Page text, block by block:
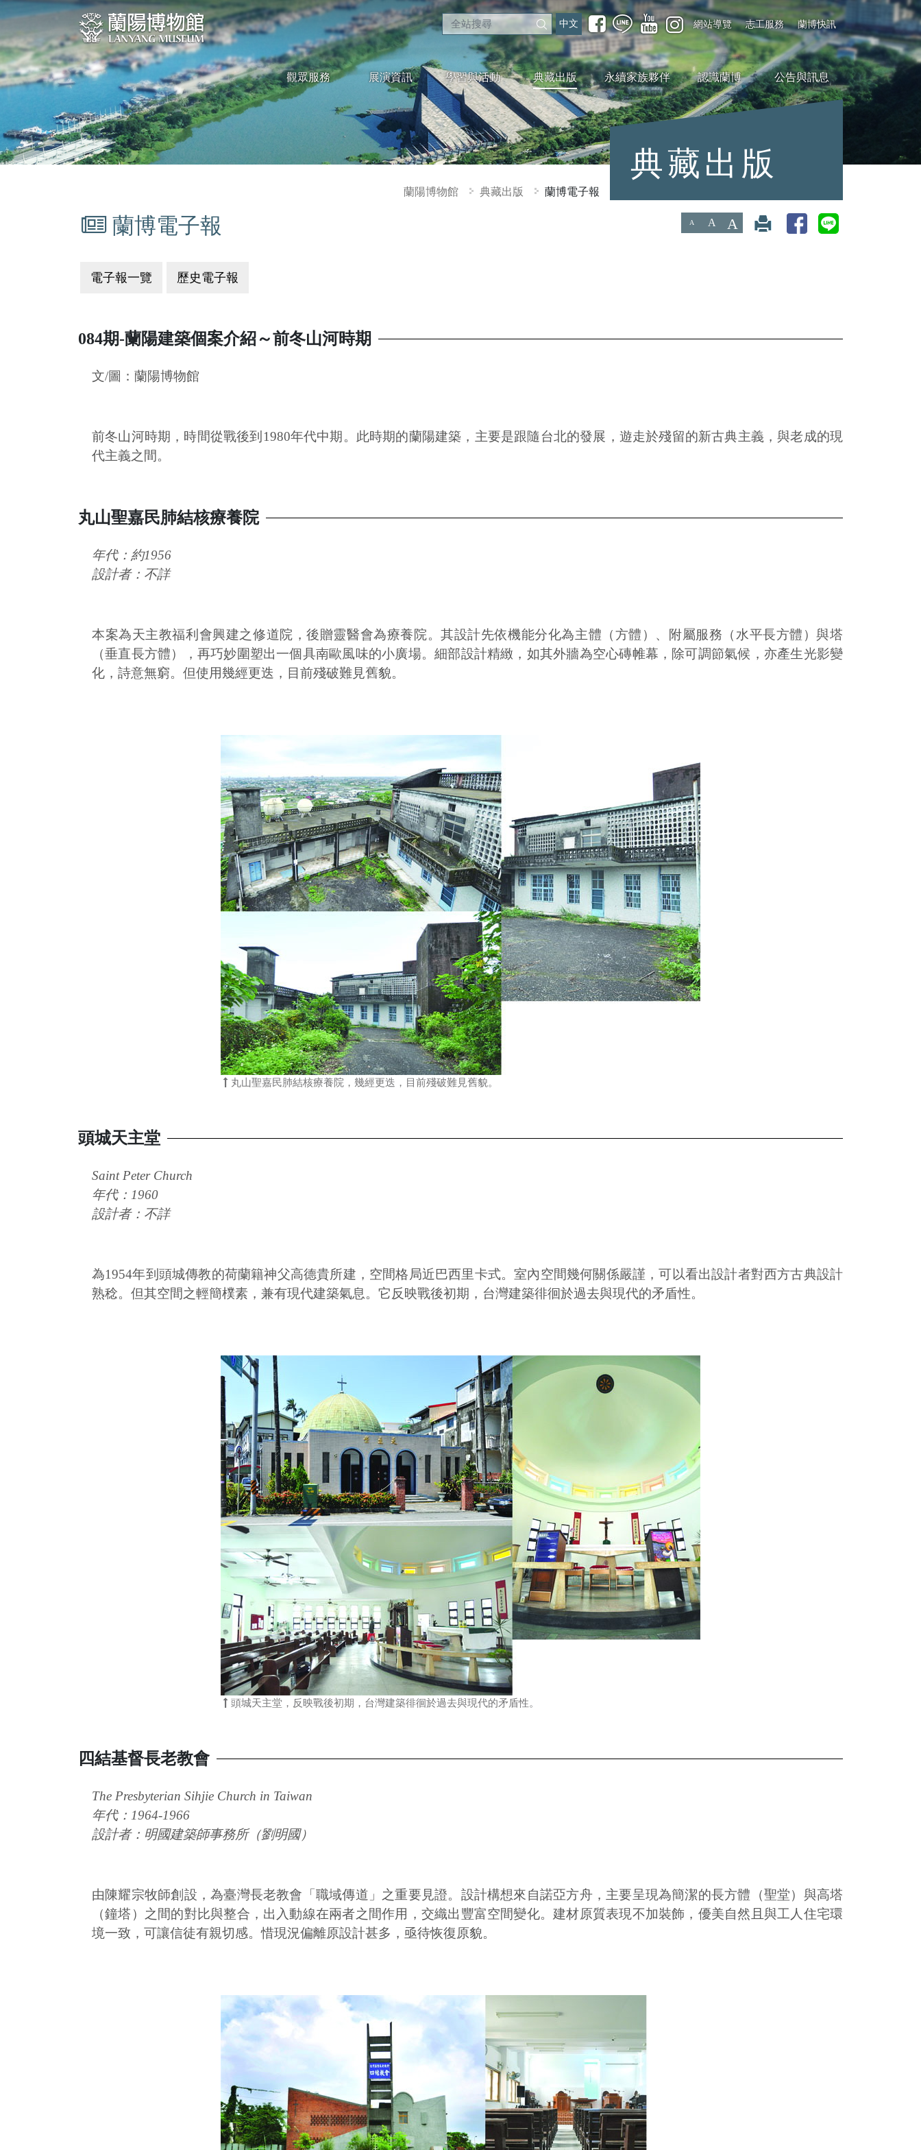
中
央
內
塊
中文 蘭博快訊
志工服務
網站導覽
觀眾服務 展演資訊 學習與活動 典藏出版 永續家族夥伴 認識蘭博 公告與訊息
典藏出版
蘭陽博物館 典藏出版 蘭博電子報
蘭博電子報 A A A
電子報一覽 歷史電子報
084期-蘭陽建築個案介紹～前冬山河時期
文/圖：蘭陽博物館
前冬山河時期，時間從戰後到1980年代中期。此時期的蘭陽建築，主要是跟隨台北的發展，遊走於殘留的新古典主義，與老成的現
代主義之間。
丸山聖嘉民肺結核療養院
年代：約1956
設計者：不詳
本案為天主教福利會興建之修道院，後贈靈醫會為療養院。其設計先依機能分化為主體（方體）、附屬服務（水平長方體）與塔
（垂直長方體），再巧妙圍塑出一個具南歐風味的小廣場。細部設計精緻，如其外牆為空心磚帷幕，除可調節氣候，亦產生光影變
化，詩意無窮。但使用幾經更迭，目前殘破難見舊貌。
丸山聖嘉民肺結核療養院，幾經更迭，目前殘破難見舊貌。
頭城天主堂
Saint Peter Church
年代：1960
設計者：不詳
為1954年到頭城傳教的荷蘭籍神父高德貴所建，空間格局近巴西里卡式。室內空間幾何關係嚴謹，可以看出設計者對西方古典設計
熟稔。但其空間之輕簡樸素，兼有現代建築氣息。它反映戰後初期，台灣建築徘徊於過去與現代的矛盾性。
頭城天主堂，反映戰後初期，台灣建築徘徊於過去與現代的矛盾性。
四結基督長老教會
The Presbyterian Sihjie Church in Taiwan
年代：1964-1966
設計者：明國建築師事務所（劉明國）
由陳耀宗牧師創設，為臺灣長老教會「職域傳道」之重要見證。設計構想來自諾亞方舟，主要呈現為簡潔的長方體（聖堂）與高塔
（鐘塔）之間的對比與整合，出入動線在兩者之間作用，交織出豐富空間變化。建材原質表現不加裝飾，優美自然且與工人住宅環
境一致，可讓信徒有親切感。惜現況偏離原設計甚多，亟待恢復原貌。